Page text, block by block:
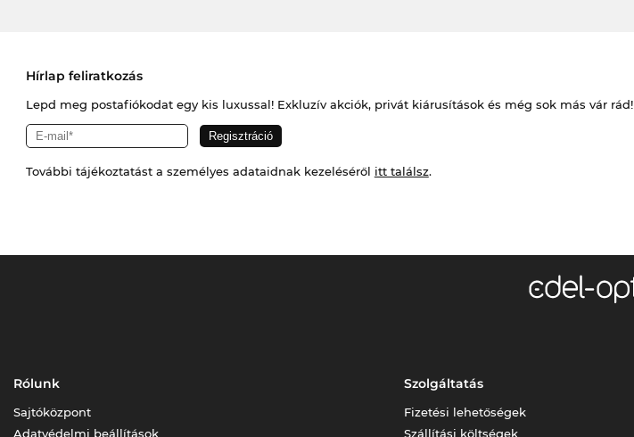
Hírlap feliratkozás
Lepd meg postafiókodat egy kis luxussal! Exkluzív akciók, privát kiárusítások és még sok más vár rád!
További tájékoztatást a személyes adataidnak kezeléséről itt találsz.
Rólunk
Sajtóközpont
Adatvédelmi beállítások
Szolgáltatás
Fizetési lehetőségek
Szállítási költségek